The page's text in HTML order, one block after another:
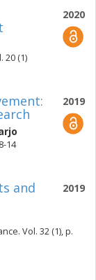
2020
20 (1)
2019
14
2019
and
Vol. 32 (1), p.